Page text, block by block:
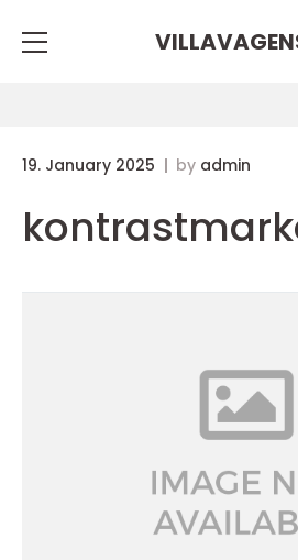
19. January 2025 by admin